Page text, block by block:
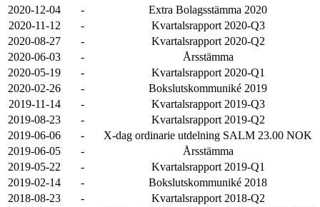
2020-12-04 -
Extra Bolagsstämma 2020
2020-11-12
-
Kvartalsrapport 2020-Q3
2020-08-27
-
Kvartalsrapport 2020-Q2
2020-06-03
-
Årsstämma
2020-05-19
-
Kvartalsrapport 2020-Q1
2020-02-26
-
Bokslutskommuniké 2019
2019-11-14
-
Kvartalsrapport 2019-Q3
2019-08-23
-
Kvartalsrapport 2019-Q2
2019-06-06
-
X-dag ordinarie utdelning SALM 23.00 NOK
2019-06-05
-
Årsstämma
2019-05-22
-
Kvartalsrapport 2019-Q1
2019-02-14
-
Bokslutskommuniké 2018
2018-08-23
-
Kvartalsrapport 2018-Q2